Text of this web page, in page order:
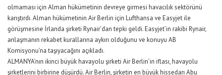
olmaması için Alman hükümetinin devreye girmesi havacılık sektörünü
karıştırdı. Alman hükümetinin Air Berlin için Lufthansa ve Easyjet ile
görüşmesine İrlanda şirketi Rynair’dan tepki geldi. Easyjet’in rakibi Rynair,
anlaşmanın rekabet kurallarına aykırı olduğunu ve konuyu AB
Komisyonu’na taşıyacağını açıkladı.
ALMANYA’nın ikinci büyük havayolu şirketi Air Berlin’in iflası, havayolu
şirketlerini birbirine düşürdü. Air Berlin, şirketin en büyük hissedarı Abu